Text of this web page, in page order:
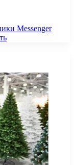
Messenger